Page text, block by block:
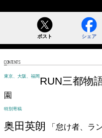
ポスト シェア
CONTENTS
東京、大阪、福岡 RUN三都物
園
特別寄稿
奥田英朗 「怠け者、ラ